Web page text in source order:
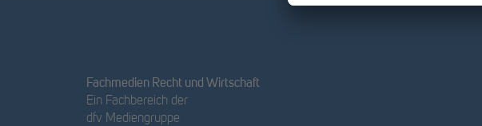
Fachmedien Recht und Wirtschaft
Ein Fachbereich der
dfv Mediengruppe